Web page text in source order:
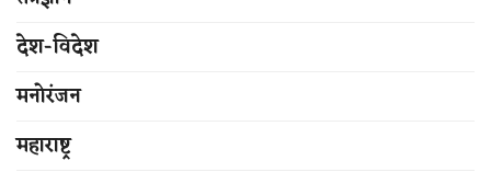
देश-विदेश
मनोरंजन
महाराष्ट्र